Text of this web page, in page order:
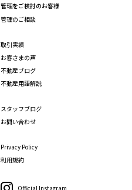
管理をご検討のお客様
管理のご相談
取引実績
お客さまの声
不動産ブログ
不動産用語解説
スタッフブログ
お問い合わせ
Privacy Policy
利用規約
Official Instagram